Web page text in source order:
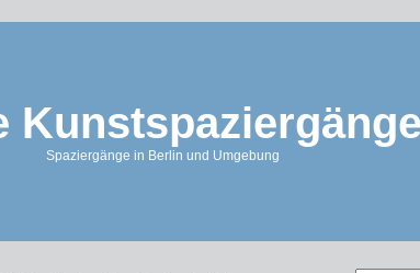
Kunstspaziergänge
Spaziergänge in Berlin und Umgebung